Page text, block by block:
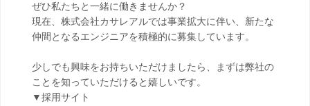
ぜひ私たちと一緒に働きませんか？
現在、株式会社カサレアルでは事業拡大に伴い、新たな
仲間となるエンジニアを積極的に募集しています。
少しでも興味をお持ちいただけましたら、まずは弊社の
ことを知っていただけると嬉しいです。
▼採用サイト